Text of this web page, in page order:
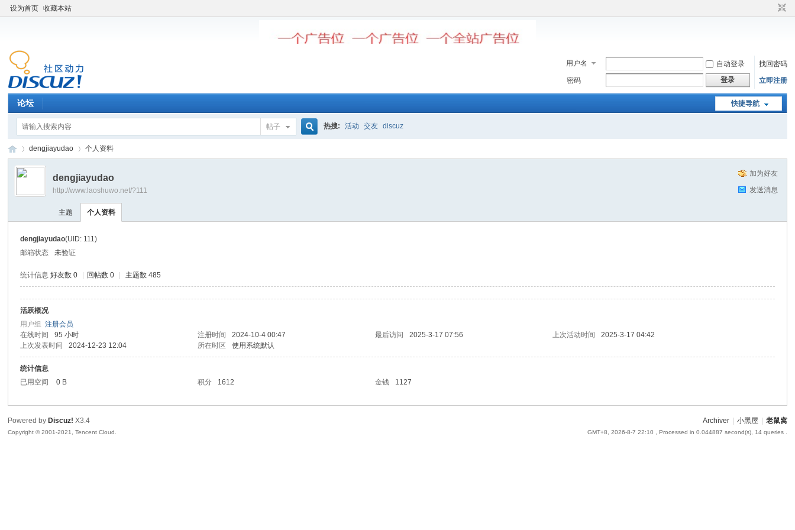
设为首页 收藏本站
用户名 自动登录
找回密码
密码
登录 立即注册
快捷导航
论坛
帖子 热搜: 活动 交友 discuz
窝
›
dengjiayudao 个人资料
加为好友
发送消息
dengjiayudao
http://www.laoshuwo.net/?111
主题 个人资料
dengjiayudao(UID: 111)
邮箱状态
未验证
统计信息 好友数 0 回帖数 0 主题数 485
活跃概况
用户组注册会员
在线时间
95 小时 注册时间 2024-10-4 00:47 最后访问 2025-3-17 07:56 上次活动时间
2025-3-17 04:42
上次发表时间
2024-12-23 12:04 所在时区 使用系统默认
统计信息
已用空间
0 B 积分 1612 金钱 1127
Archiver 小黑屋 老鼠窝
GMT+8, 2026-8-7 22:10 , Processed in 0.044887 second(s), 14 queries .
Powered by Discuz! X3.4
Copyright © 2001-2021, Tencent Cloud.